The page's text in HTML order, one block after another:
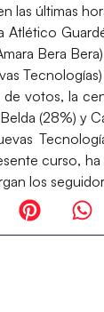
las últimas
Atlético
Bera
de votos, la
(28%) y
curso,
los